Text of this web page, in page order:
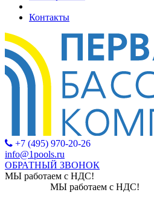
Контакты
+7 (495) 970-20-26
info@1pools.ru
ОБРАТНЫЙ ЗВОНОК
МЫ работаем с НДС!